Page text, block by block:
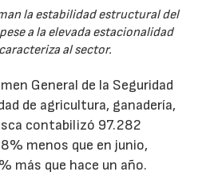
la estabilidad estructural del
a la elevada estacionalidad
al sector.
General de la Seguridad
de agricultura, ganadería,
contabilizó 97.282
menos que en junio,
más que hace un año.